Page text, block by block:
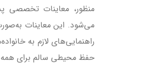
منظور، معاینات تخصصی
می‌شود. این معاینات
راهنمایی‌های لازم به
حفظ محیطی سالم برای